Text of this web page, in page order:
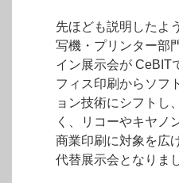
先ほども説明したよ
写機・プリンター部
イン展示会が CeBIT
フィス印刷からソフ
ョン技術にシフトし
く、リコーやキヤノ
商業印刷に対象を広
代替展示会となりま